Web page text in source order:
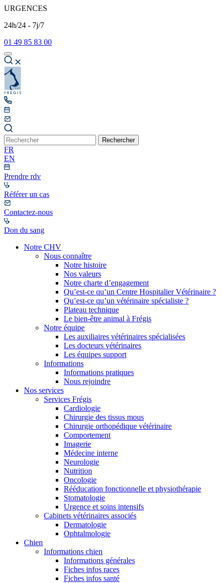
URGENCES
24h/24 - 7j/7
01 49 85 83 00
Rechercher
FR
EN
Prendre rdv
Référer un cas
Contactez-nous
Don du sang
Notre CHV
Nous connaître
Notre histoire
Nos valeurs
Notre charte d’engagement
Qu’est-ce qu’un Centre Hospitalier Vétérinaire ?
Qu’est-ce qu’un vétérinaire spécialiste ?
Plateau technique
Le bien-être animal à Frégis
Notre équipe
Les auxiliaires vétérinaires spécialisées
Les docteurs vétérinaires
Les équipes support
Informations
Informations pratiques
Nous rejoindre
Nos services
Services Frégis
Cardiologie
Chirurgie des tissus mous
Chirurgie orthopédique vétérinaire
Comportement
Imagerie
Médecine interne
Neurologie
Nutrition
Oncologie
Rééducation fonctionnelle et physiothérapie
Stomatologie
Urgence et soins intensifs
Cabinets vétérinaires associés
Dermatologie
Ophtalmologie
Chien
Informations chien
Informations générales
Fiches infos races
Fiches infos santé